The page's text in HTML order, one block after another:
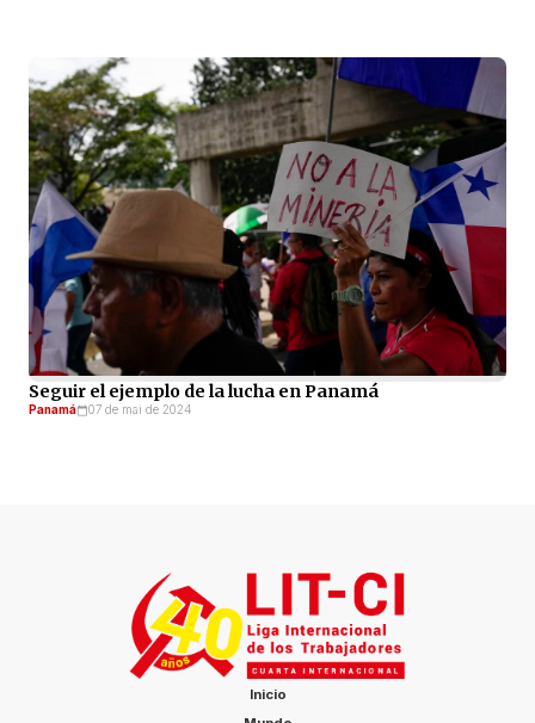
Seguir el ejemplo de la lucha en Panamá
Panamá 07 de mai de 2024
Inicio